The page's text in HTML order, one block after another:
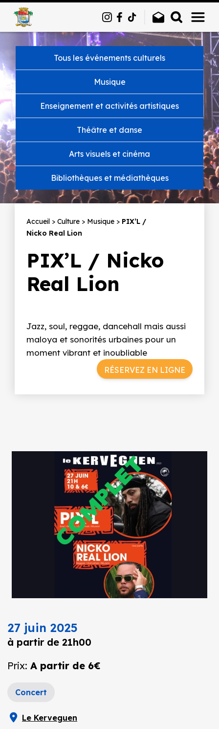
Tous les événements culturels
Musique
Enseignement et activités artistiques
Théâtre et danse
Arts visuels et cinéma
Bibliothèques et médiathèques
Fil
d'Ariane
Accueil Culture Musique
PIX’L /
Nicko Real Lion
PIX’L / Nicko
Real Lion
Jazz, soul, reggae, dancehall mais aussi
maloya et sonorités urbaines pour un
moment vibrant et inoubliable
RÉSERVEZ EN LIGNE
27 juin 2025
à partir de 21h00
Prix: A partir de 6€
Concert
Le Kerveguen
Panneau de gestion des cookies